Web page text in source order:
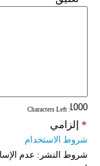
: Characters Left
إلزامي *
شروط الاستخدام
شروط النشر: عدم